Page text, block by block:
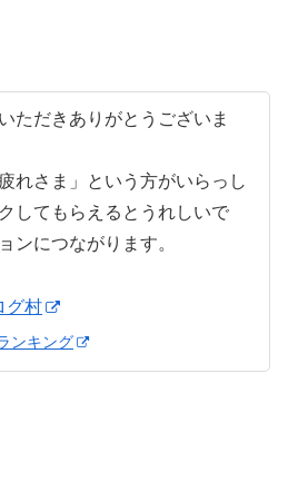
ただきありがとうございま
れさま」という方がいらっし
してもらえるとうれしいで
ンにつながります。
グ村
ンキング